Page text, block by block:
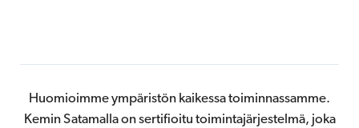
Huomioimme ympäristön kaikessa toiminnassamme.
Kemin Satamalla on sertifioitu toimintajärjestelmä, joka